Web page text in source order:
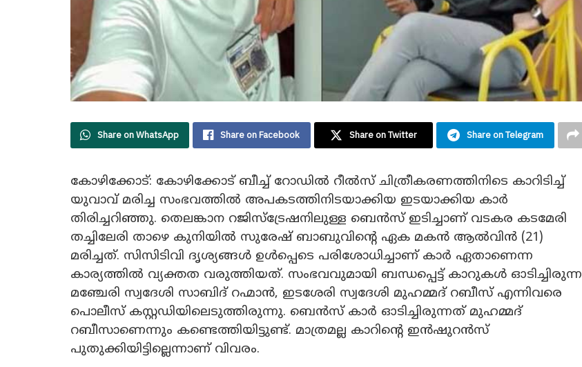
Share on WhatsApp Share on Facebook Share on Twitter Share on Telegram
കോഴിക്കോട്: കോഴിക്കോട് ബീച്ച് റോഡിൽ റീൽസ് ചിത്രീകരണത്തിനിടെ കാറിടിച്ച്
യുവാവ് മരിച്ച സംഭവത്തിൽ അപകടത്തിനിടയാക്കിയ ഇടയാക്കിയ കാർ
തിരിച്ചറിഞ്ഞു. തെലങ്കാന റജിസ്ട്രേഷനിലുള്ള ബെൻസ് ഇടിച്ചാണ് വടകര കടമേരി
തച്ചിലേരി താഴെ കുനിയിൽ സുരേഷ് ബാബുവിൻ്റെ ഏക മകൻ ആൽവിൻ (21)
മരിച്ചത്. സിസിടിവി ദൃശ്യങ്ങൾ ഉൾപ്പെടെ പരിശോധിച്ചാണ് കാർ ഏതാണെന്ന
കാര്യത്തിൽ വ്യക്തത വരുത്തിയത്. സംഭവവുമായി ബന്ധപ്പെട്ട് കാറുകൾ ഓടിച്ചിരുന്ന
മഞ്ചേരി സ്വദേശി സാബിദ് റഹ്മാൻ, ഇടശേരി സ്വദേശി മുഹമ്മദ് റബീസ് എന്നിവരെ
പൊലീസ് കസ്റ്റഡിയിലെടുത്തിരുന്നു. ബെൻസ് കാർ ഓടിച്ചിരുന്നത് മുഹമ്മദ്
റബീസാണെന്നും കണ്ടെത്തിയിട്ടുണ്ട്. മാത്രമല്ല കാറിന്റെ ഇൻഷുറൻസ്
പുതുക്കിയിട്ടില്ലെന്നാണ് വിവരം.